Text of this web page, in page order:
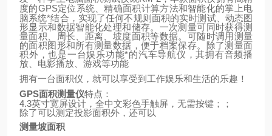
度的GPS定位系统、精确面积计算方法和智能化的掌上电
脑系统*结合，实现了任何不规则面积的实时测试、动态图
形显示和数据智能化处理和储存。一次测量可同时获得测
量面积、周长、距离、坡度面积等数据。可随时调用测量
的面积图形和所有测量数据，便于档案保存。除了测量面
积外，也是一台娱乐功能*的汽车导航仪，其拥有音频播
放、电影播放、游戏等功能
拥有一台面积仪，就可以享受到工作娱乐和生活的乐趣！
GPS面积测量仪特点：
4.3英寸宽屏设计，全中文彩色手触屏，无需按键；；
除了可以测定投影面积外，还可以
测量坡面积